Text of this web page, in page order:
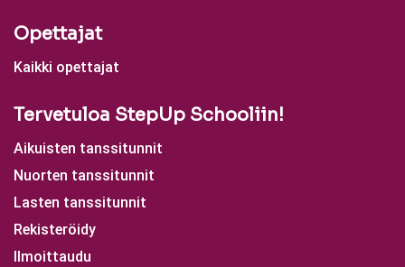
Opettajat
Kaikki opettajat
Tervetuloa StepUp Schooliin!
Aikuisten tanssitunnit
Nuorten tanssitunnit
Lasten tanssitunnit
Rekisteröidy
Ilmoittaudu